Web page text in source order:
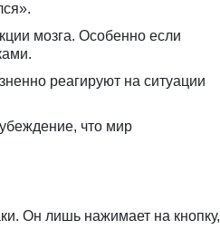
мозга. Особенно если
реагируют на ситуации
что мир
Он лишь нажимает на кнопку,